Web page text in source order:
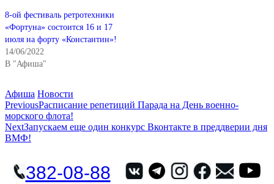
8-ой фестиваль ретротехники
«Фортуна» состоится 16 и 17
июля на форту «Константин»!
14/06/2022
В "Афиша"
Categories
Афиша Новости
Навигация
по
записям
PreviousРасписание репетиций Парада на День военно-
морского флота!
NextЗапускаем еще один конкурс Вконтакте в преддверии дня
ВМФ!
382-08-88